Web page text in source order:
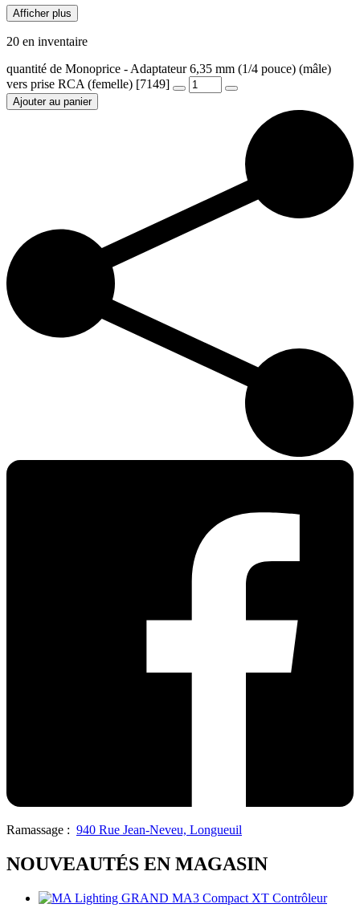
Afficher plus
20 en inventaire
quantité de Monoprice - Adaptateur 6,35 mm (1/4 pouce) (mâle)
vers prise RCA (femelle) [7149]
Ajouter au panier
Ramassage : 940 Rue Jean-Neveu, Longueuil
NOUVEAUTÉS EN MAGASIN